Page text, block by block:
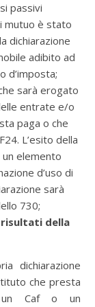
passivi
mutuo è stato
dichiarazione
adibito ad
d’imposta;
sarà erogato
entrate e/o
paga o che
L’esito della
un elemento
d’uso di
sarà
730;
della
dichiarazione
che presta
un Caf o un